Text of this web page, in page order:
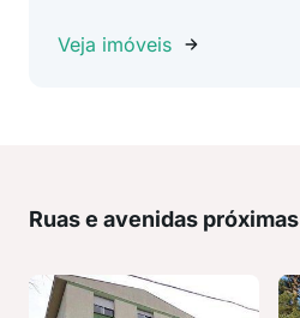
Veja imóveis
Ruas e avenidas próximas